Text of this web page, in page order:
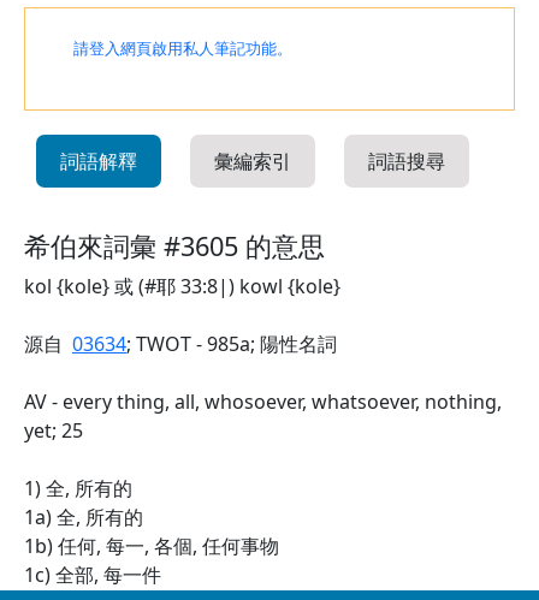
請登入網頁啟用私人筆記功能。
詞語解釋 彙編索引 詞語搜尋
希伯來詞彙 #3605 的意思
kol {kole} 或 (#耶 33:8|) kowl {kole}
源自 03634; TWOT - 985a; 陽性名詞
AV - every thing, all, whosoever, whatsoever, nothing,
yet; 25
1) 全, 所有的
1a) 全, 所有的
1b) 任何, 每一, 各個, 任何事物
1c) 全部, 每一件